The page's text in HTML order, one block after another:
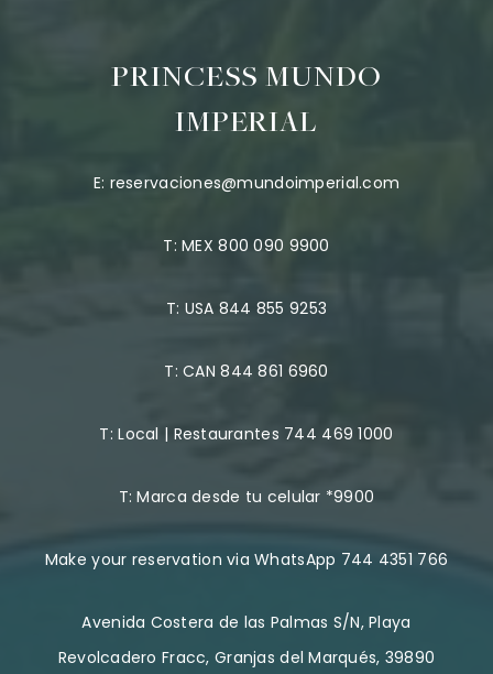
PRINCESS MUNDO
IMPERIAL
E: reservaciones@mundoimperial.com
T:MEX 800 090 9900
T: USA 844 855 9253
T:CAN 844 861 6960
T:Local | Restaurantes 744 469 1000
T:Marca desde tu celular *9900
Make your reservation via WhatsApp 744 4351 766
Avenida Costera de las Palmas S/N, Playa
Revolcadero Fracc, Granjas del Marqués, 39890